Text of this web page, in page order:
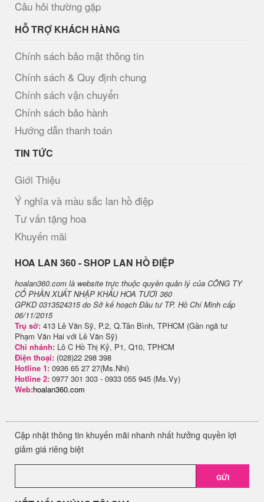
Câu hỏi thường gặp
HỖ TRỢ KHÁCH HÀNG
Chính sách bảo mật thông tin
Chính sách & Quy định chung
Chính sách vận chuyển
Chính sách bảo hành
Hướng dẫn thanh toán
TIN TỨC
Giới Thiệu
Ý nghĩa và màu sắc lan hồ điệp
Tư vấn tặng hoa
Khuyến mãi
H​OA LAN 360 - SHOP LAN HỒ ĐIỆP
hoalan360.com là website trực thuộc quyền quản lý của CÔNG TY
CỔ PHẦN XUẤT NHẬP KHẨU HOA TƯƠI 360
GPKD 0313524315 do Sở kế hoạch Đầu tư TP. Hồ Chí Minh cấp
06/11/2015
Trụ sở: 413 Lê Văn Sỹ, P.2, Q.Tân Bình, TPHCM (Gần ngã tư
Phạm Văn Hai với Lê Văn Sỹ)
Chi nhánh: Lô C Hồ Thị Kỷ, P1, Q10, TPHCM
Điện thoại: (028)22 298 398
Hotline 1: 0936 65 27 27(Ms.Nhi)
Hotline 2: 0977 301 303 - 0933 055 945 (Ms.Vy)
Web:hoalan360.com
Cập nhật thông tin khuyến mãi nhanh nhất hưởng quyền lợi
giảm giá riêng biệt
GỬI